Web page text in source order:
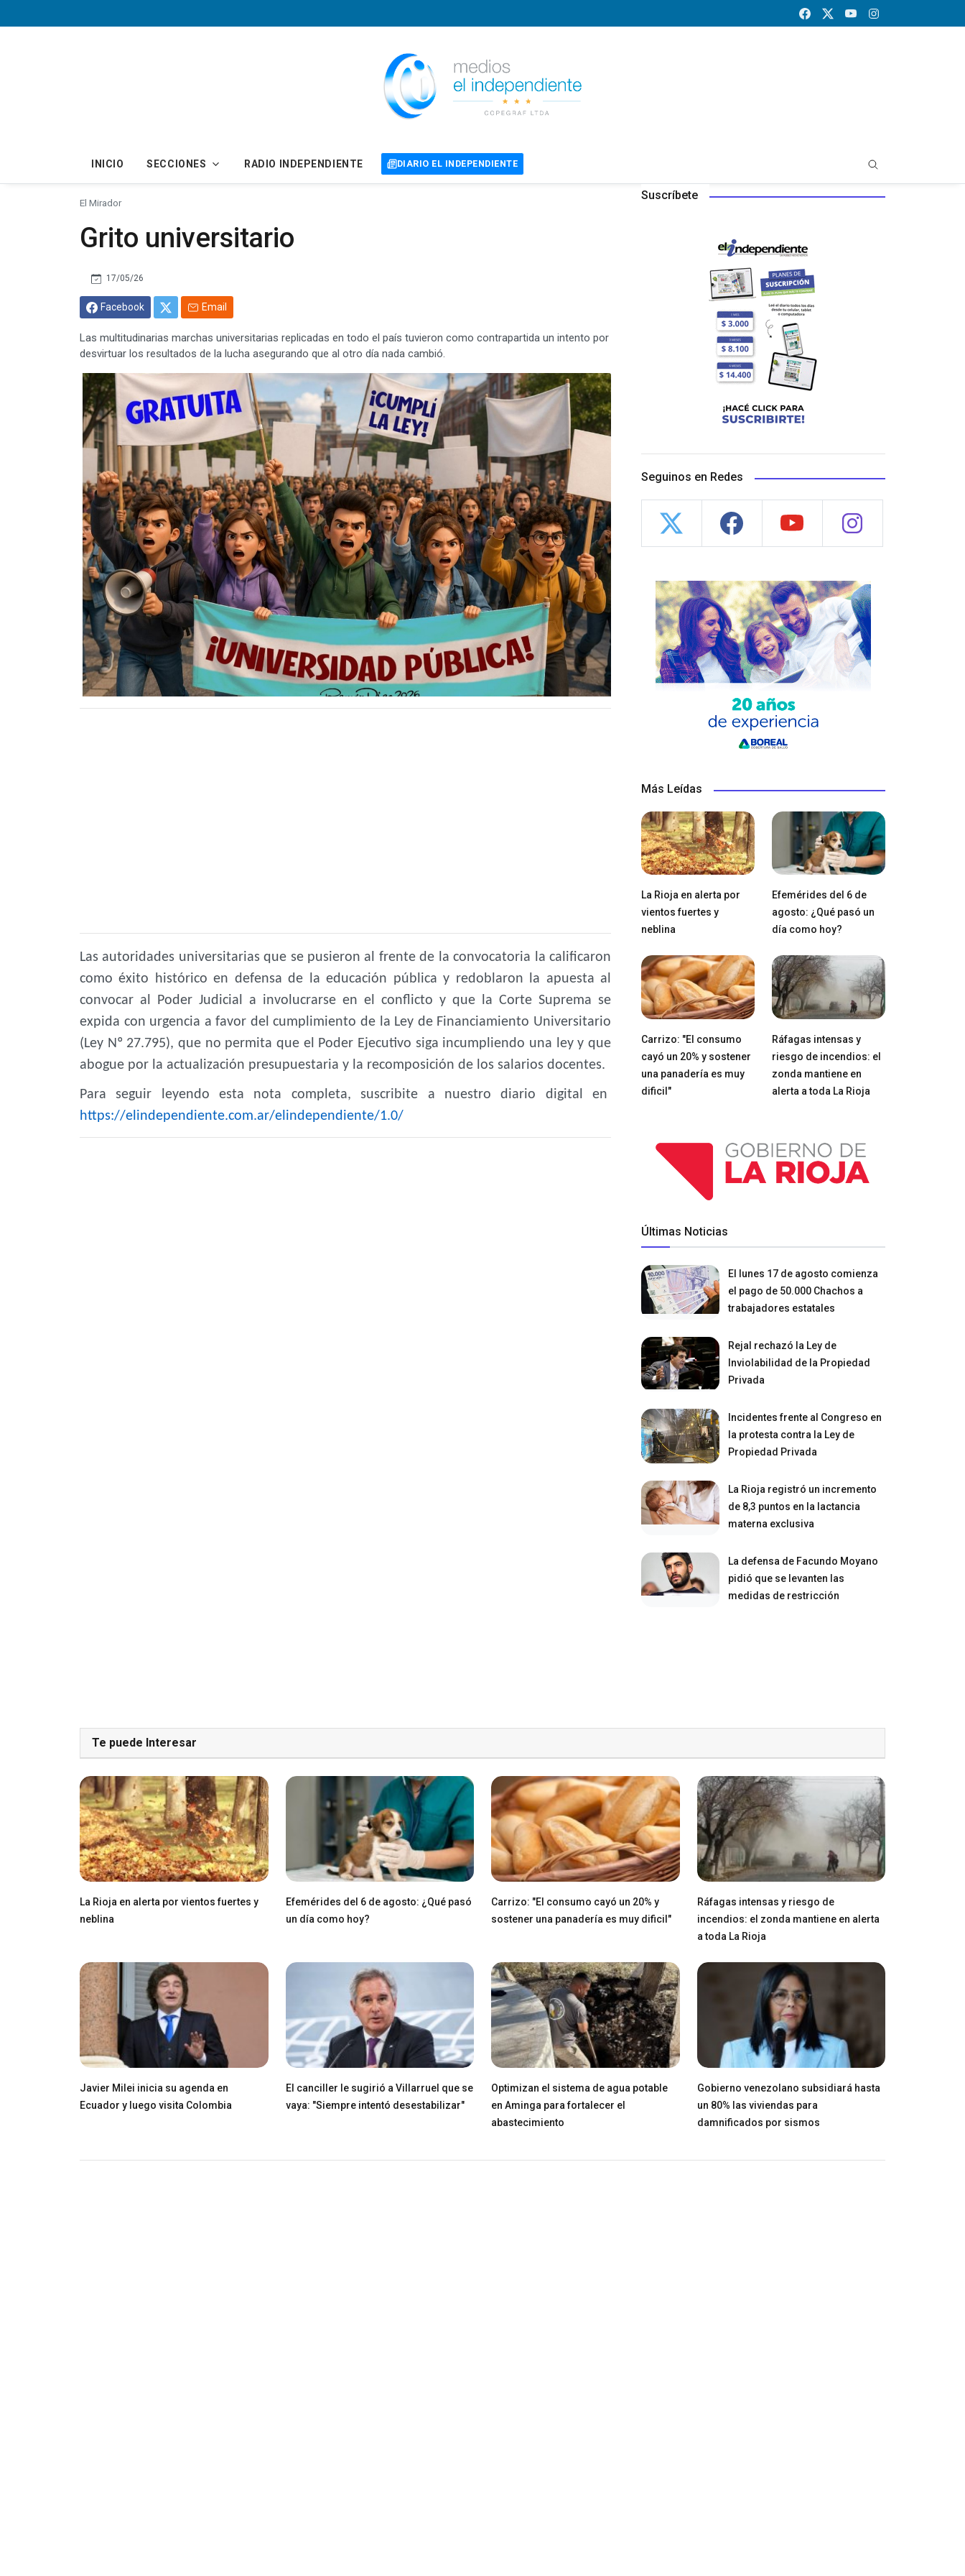
INICIO SECCIONES RADIO INDEPENDIENTE DIARIO EL INDEPENDIENTE
El Mirador
Grito universitario
17/05/26
Facebook Email
Las multitudinarias marchas universitarias replicadas en todo el país tuvieron como contrapartida un intento por
desvirtuar los resultados de la lucha asegurando que al otro día nada cambió.
Las autoridades universitarias que se pusieron al frente de la convocatoria la calificaron
como éxito histórico en defensa de la educación pública y redoblaron la apuesta al
convocar al Poder Judicial a involucrarse en el conflicto y que la Corte Suprema se
expida con urgencia a favor del cumplimiento de la Ley de Financiamiento Universitario
(Ley Nº 27.795), que no permita que el Poder Ejecutivo siga incumpliendo una ley y que
abogue por la actualización presupuestaria y la recomposición de los salarios docentes.
Para seguir leyendo esta nota completa, suscribite a nuestro diario digital en
https://elindependiente.com.ar/elindependiente/1.0/
Suscríbete
Seguinos en Redes
Más Leídas
La Rioja en alerta por
vientos fuertes y
neblina
Efemérides del 6 de
agosto: ¿Qué pasó un
día como hoy?
Carrizo: "El consumo
cayó un 20% y sostener
una panadería es muy
dificil"
Ráfagas intensas y
riesgo de incendios: el
zonda mantiene en
alerta a toda La Rioja
Últimas Noticias
El lunes 17 de agosto comienza
el pago de 50.000 Chachos a
trabajadores estatales
Rejal rechazó la Ley de
Inviolabilidad de la Propiedad
Privada
Incidentes frente al Congreso en
la protesta contra la Ley de
Propiedad Privada
La Rioja registró un incremento
de 8,3 puntos en la lactancia
materna exclusiva
La defensa de Facundo Moyano
pidió que se levanten las
medidas de restricción
Te puede Interesar
La Rioja en alerta por vientos fuertes y
neblina
Efemérides del 6 de agosto: ¿Qué pasó
un día como hoy?
Carrizo: "El consumo cayó un 20% y
sostener una panadería es muy dificil"
Ráfagas intensas y riesgo de
incendios: el zonda mantiene en alerta
a toda La Rioja
Javier Milei inicia su agenda en
Ecuador y luego visita Colombia
El canciller le sugirió a Villarruel que se
vaya: "Siempre intentó desestabilizar"
Optimizan el sistema de agua potable
en Aminga para fortalecer el
abastecimiento
Gobierno venezolano subsidiará hasta
un 80% las viviendas para
damnificados por sismos